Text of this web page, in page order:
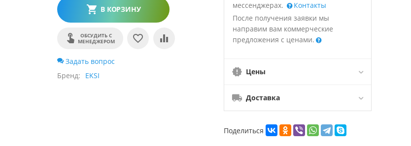
В КОРЗИНУ
ОБСУДИТЬ С
МЕНЕДЖЕРОМ
Задать вопрос
Бренд
EKSI
мессенджерах.
Контакты
После получения заявки мы
направим вам коммерческие
предложения с ценами.
Цены
Доставка
Поделиться